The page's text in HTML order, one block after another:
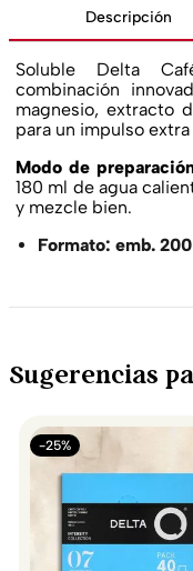
Descripción
Soluble Delta
combinación
magnesio, extracto
para un impulso
Modo de
180 ml de agua
y mezcle bien.
Formato: emb.
Sugerencias
-25%